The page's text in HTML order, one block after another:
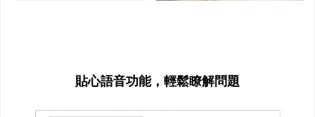
貼心語音功能，輕鬆瞭解問題